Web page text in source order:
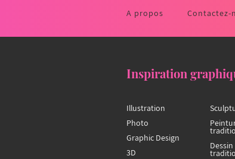
A propos Contactez-
Inspiration
Illustration
Photo
Graphic Design
3D
Dessin